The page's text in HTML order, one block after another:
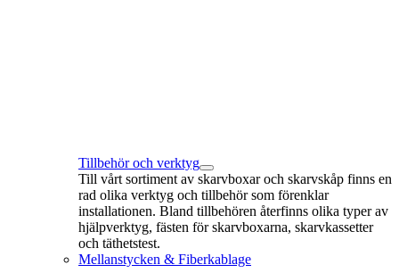
Tillbehör och verktyg
Till vårt sortiment av skarvboxar och skarvskåp finns en
rad olika verktyg och tillbehör som förenklar
installationen. Bland tillbehören återfinns olika typer av
hjälpverktyg, fästen för skarvboxarna, skarvkassetter
och täthetstest.
Mellanstycken & Fiberkablage